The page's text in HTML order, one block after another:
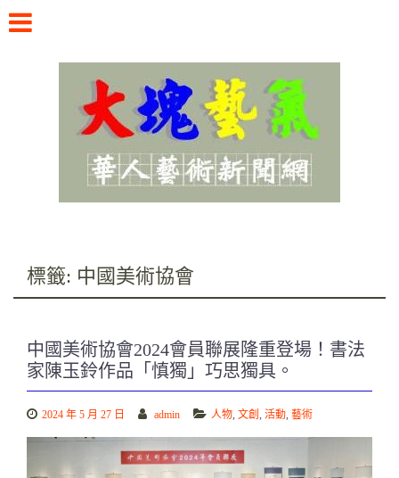
content
標籤: 中國美術協會
中國美術協會2024會員聯展隆重登場！書法
家陳玉鈴作品「慎獨」巧思獨具。
2024 年 5 月 27 日 admin 人物, 文創 , 活動, 藝術